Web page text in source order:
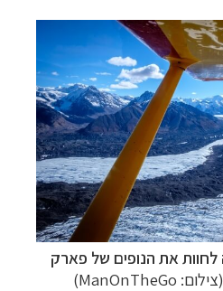
את הנופים של פארק
(צילום: ManOnTheGo)